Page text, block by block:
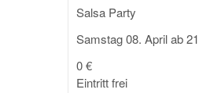
Salsa Party
Samstag 08. April ab
0 €
Eintritt frei